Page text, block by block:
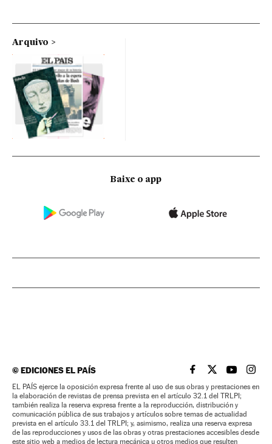
Arquivo
Baixe o app
©EDICIONES EL PAÍS EL PAÍS BRASIL EN
EL PAÍSEL PAÍS
EL
EL PAÍS ejerce la oposición expresa frente al uso de sus obras y prestaciones en
la elaboración de revistas de prensa prevista en el artículo 32.1 del TRLPI;
también realiza la reserva expresa frente a la reproducción, distribución y
comunicación pública de sus trabajos y artículos sobre temas de actualidad
prevista en el artículo 33.1 del TRLPI; y, asimismo, realiza una reserva expresa
de las reproducciones y usos de las obras y otras prestaciones accesibles desde
este sitio web a medios de lectura mecánica u otros medios que resulten